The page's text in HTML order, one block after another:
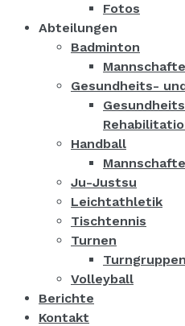
Fotos
Abteilungen
Badminton
Gesundheits-
Handball
Ju-Justsu
Leichtathletik
Tischtennis
Turnen
Turngruppen
Volleyball
Berichte
Kontakt